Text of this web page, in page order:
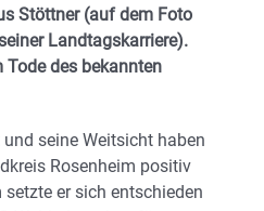
Stöttner (auf dem Foto
Landtagskarriere).
Tode des bekannten
seine Weitsicht haben
Rosenheim positiv
er sich entschieden